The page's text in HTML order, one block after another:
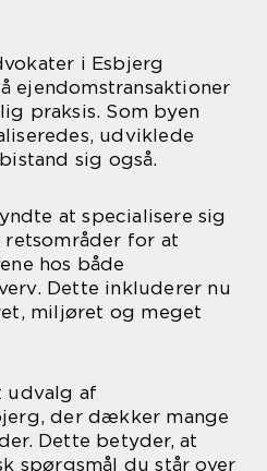
i Esbjerg
ejendomstransaktioner
praksis. Som byen
udviklede
sig også.
at specialisere sig
for at
hos både
Dette inkluderer nu
miljøret og meget
udvalg af
der dækker mange
Dette betyder, at
spørgsmål du står over